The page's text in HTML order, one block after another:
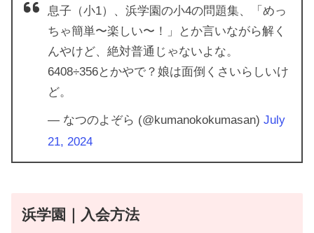
息子（小1）、浜学園の小4の問題集、「めっ
ちゃ簡単〜楽しい〜！」とか言いながら解く
んやけど、絶対普通じゃないよな。
6408÷356とかやで？娘は面倒くさいらしいけ
ど。
— なつのよぞら (@kumanokokumasan) July
21, 2024
浜学園｜入会方法